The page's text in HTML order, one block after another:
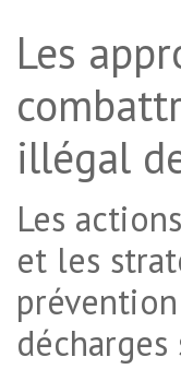
Les
illégal
Les
et les
décharges